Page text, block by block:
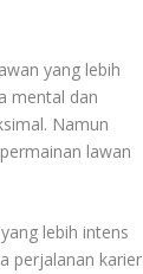
yang lebih
mental dan
Namun
lawan
lebih intens
perjalanan karier